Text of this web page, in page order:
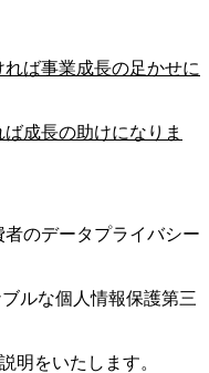
ば事業成長の足かせに
成長の助けになりま
のデータプライバシー
ルな個人情報保護第三
明をいたします。